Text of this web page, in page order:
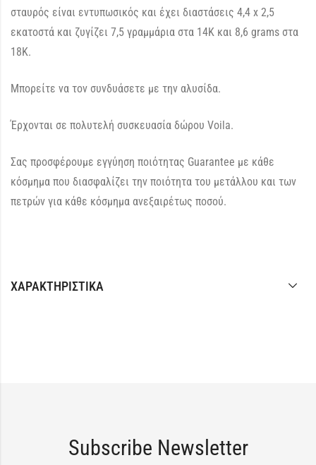
σταυρός είναι εντυπωσικός και έχει διαστάσεις 4,4 x 2,5
εκατοστά και ζυγίζει 7,5 γραμμάρια στα 14K και 8,6 grams στα
18K.
Μπορείτε να τον συνδυάσετε με την αλυσίδα.
Έρχονται σε πολυτελή συσκευασία δώρου Voila.
Σας προσφέρουμε εγγύηση ποιότητας Guarantee με κάθε
κόσμημα που διασφαλίζει την ποιότητα του μετάλλου και των
πετρών για κάθε κόσμημα ανεξαιρέτως ποσού.
ΧΑΡΑΚΤΗΡΙΣΤΙΚΆ
Subscribe Newsletter